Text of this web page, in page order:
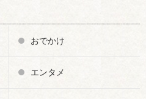
おでかけ
エンタメ